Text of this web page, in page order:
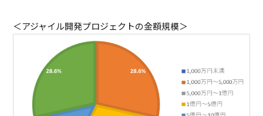
＜アジャイル開発プロジェクトの金額規模＞